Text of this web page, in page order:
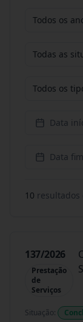
Todos os
Todas as
Todos os
Data
Data fim
10 resultados
137/2026
Prestação
de
Serviços
Situação: